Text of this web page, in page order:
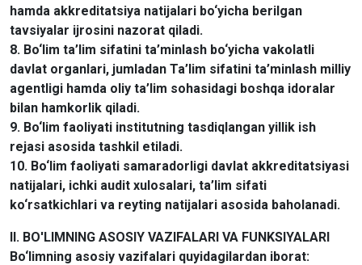
hamda akkreditatsiya natijalari bo‘yicha berilgan
tavsiyalar ijrosini nazorat qiladi.
8. Bo‘lim ta’lim sifatini ta’minlash bo‘yicha vakolatli
davlat organlari, jumladan Ta’lim sifatini ta’minlash milliy
agentligi hamda oliy ta’lim sohasidagi boshqa idoralar
bilan hamkorlik qiladi.
9. Bo‘lim faoliyati institutning tasdiqlangan yillik ish
rejasi asosida tashkil etiladi.
10. Bo‘lim faoliyati samaradorligi davlat akkreditatsiyasi
natijalari, ichki audit xulosalari, ta’lim sifati
ko‘rsatkichlari va reyting natijalari asosida baholanadi.
II. BO'LIMNING ASOSIY VAZIFALARI VA FUNKSIYALARI
Bo‘limning asosiy vazifalari quyidagilardan iborat: